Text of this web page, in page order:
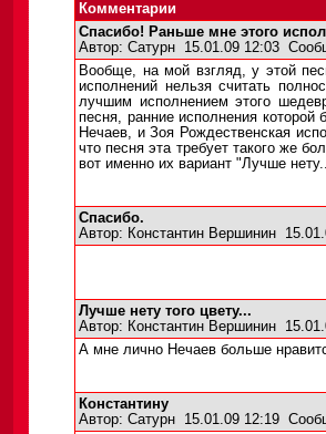
Комментарии
Спасибо! Раньше мне этого
Автор: Сатурн 15.01.09 12:03
Вообще, на мой взгляд, у этой
исполнений нельзя считать
лучшим исполнением этого
песня, ранние исполнения
Нечаев, и Зоя Рождественская
что песня эта требует такого же
вот именно их вариант "Лучше
Спасибо.
Автор: Константин Вершинин
Лучше нету того цвету...
Автор: Константин Вершинин
А мне лично Нечаев больше
Константину
Автор: Сатурн 15.01.09 12:19